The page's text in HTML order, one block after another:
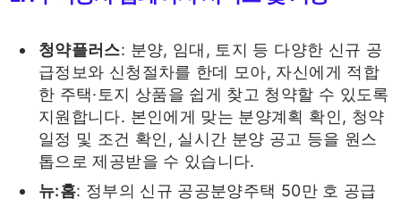
청약플러스: 분양, 임대, 토지 등 다양한 신규 공
급정보와 신청절차를 한데 모아, 자신에게 적합
한 주택·토지 상품을 쉽게 찾고 청약할 수 있도록
지원합니다. 본인에게 맞는 분양계획 확인, 청약
일정 및 조건 확인, 실시간 분양 공고 등을 원스
톱으로 제공받을 수 있습니다.
뉴:홈: 정부의 신규 공공분양주택 50만 호 공급